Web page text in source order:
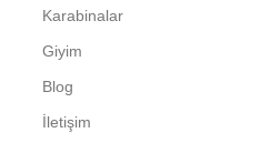
Karabinalar
Giyim
Blog
İletişim